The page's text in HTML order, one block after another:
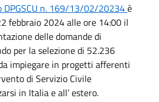
DPGSCU n. 169/13/02/20234è
febbraio 2024 alle ore 14:00 il
delle domande di
per la selezione di 52.236
impiegare in progetti afferenti
di Servizio Civile
in Italia e all’ estero.